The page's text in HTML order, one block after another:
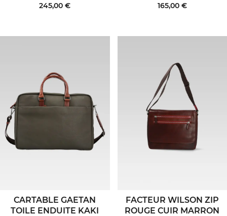
245,00 € 165,00 €
CARTABLE GAETAN
TOILE ENDUITE KAKI
FACTEUR WILSON ZIP
ROUGE CUIR MARRON